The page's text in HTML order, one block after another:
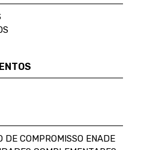
DE COMPROMISSO ENADE